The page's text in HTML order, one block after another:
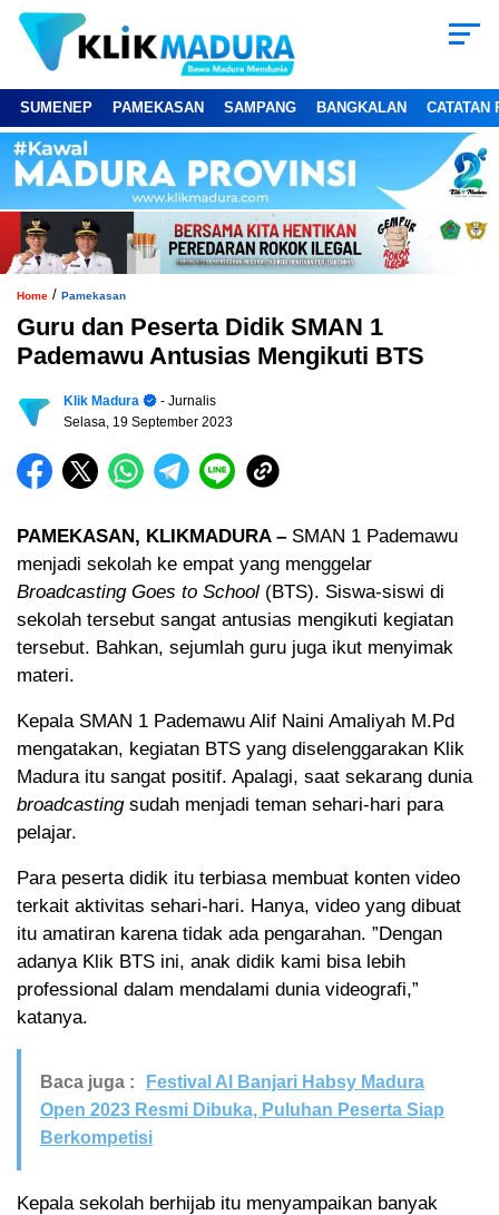
SUMENEP PAMEKASAN SAMPANG BANGKALAN CATATAN
Home / Pamekasan
Guru dan Peserta Didik SMAN 1
Pademawu Antusias Mengikuti BTS
Klik Madura
- Jurnalis
Selasa, 19 September 2023
PAMEKASAN, KLIKMADURA – SMAN 1 Pademawu
menjadi sekolah ke empat yang menggelar
Broadcasting Goes to School (BTS). Siswa-siswi di
sekolah tersebut sangat antusias mengikuti kegiatan
tersebut. Bahkan, sejumlah guru juga ikut menyimak
materi.
Kepala SMAN 1 Pademawu Alif Naini Amaliyah M.Pd
mengatakan, kegiatan BTS yang diselenggarakan Klik
Madura itu sangat positif. Apalagi, saat sekarang dunia
broadcasting sudah menjadi teman sehari-hari para
pelajar.
Para peserta didik itu terbiasa membuat konten video
terkait aktivitas sehari-hari. Hanya, video yang dibuat
itu amatiran karena tidak ada pengarahan. ”Dengan
adanya Klik BTS ini, anak didik kami bisa lebih
professional dalam mendalami dunia videografi,”
katanya.
Baca juga :
Festival Al Banjari Habsy Madura
Open 2023 Resmi Dibuka, Puluhan Peserta Siap
Berkompetisi
Kepala sekolah berhijab itu menyampaikan banyak